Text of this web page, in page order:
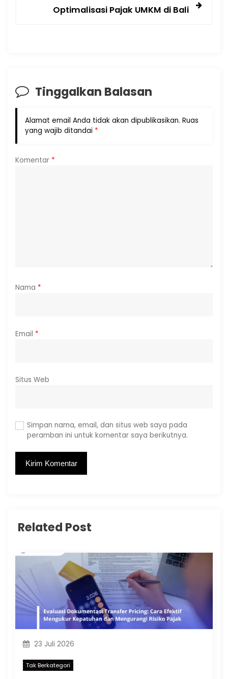
Optimalisasi Pajak UMKM di Bali
Tinggalkan Balasan
Alamat email Anda tidak akan dipublikasikan. Ruas
yang wajib ditandai *
Komentar *
Nama *
Email *
Situs Web
Simpan nama, email, dan situs web saya pada
peramban ini untuk komentar saya berikutnya.
Related Post
23 Juli 2026
Tak Berkategori